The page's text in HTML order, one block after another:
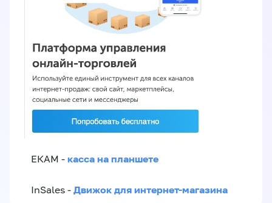
ЕКАМ - касса на планшете
InSales - Движок для интернет-магазина